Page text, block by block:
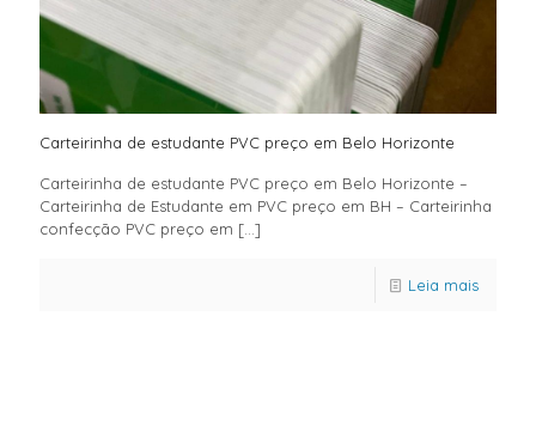
Carteirinha de estudante PVC preço em Belo Horizonte
Carteirinha de estudante PVC preço em Belo Horizonte –
Carteirinha de Estudante em PVC preço em BH – Carteirinha
confecção PVC preço em […]
Leia mais